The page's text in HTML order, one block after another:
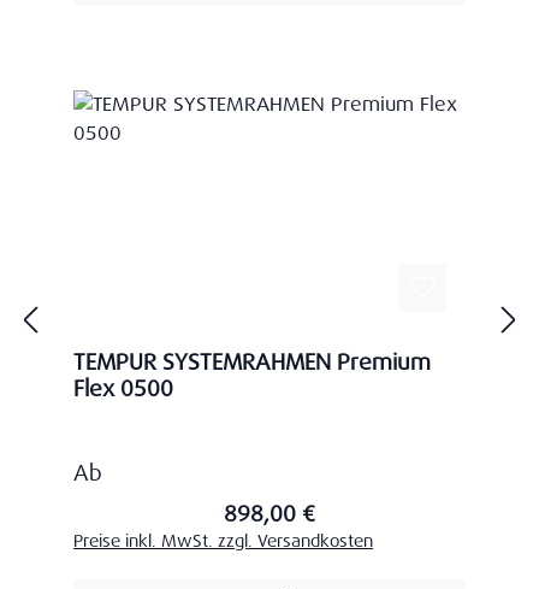
TEMPUR SYSTEMRAHMEN Premium
Flex 0500
Regulärer Preis:
Ab
898,00 €
Preise inkl. MwSt. zzgl. Versandkosten